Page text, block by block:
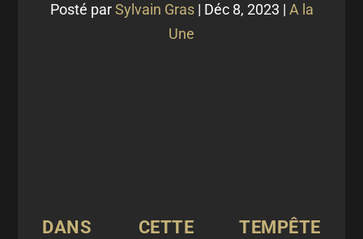
Posté parSylvain Gras| Déc 8, 2023 | A la
Une
DANS CETTE TEMPÊTE